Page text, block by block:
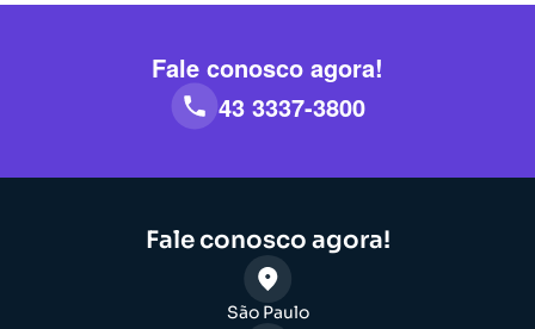
Fale conosco agora!
43 3337-3800
Fale conosco agora!
São Paulo